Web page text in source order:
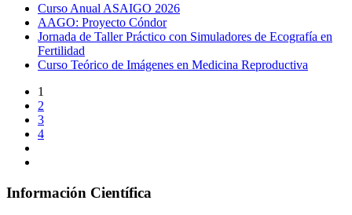
Curso Anual ASAIGO 2026
AAGO: Proyecto Cóndor
Jornada de Taller Práctico con Simuladores de Ecografía en
Fertilidad
Curso Teórico de Imágenes en Medicina Reproductiva
1
2
3
4
Información Científica